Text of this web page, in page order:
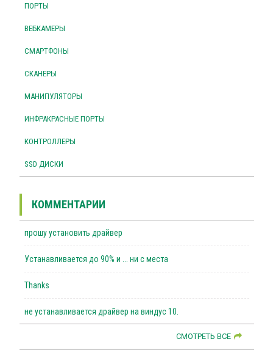
ПОРТЫ
ВЕБКАМЕРЫ
СМАРТФОНЫ
СКАНЕРЫ
МАНИПУЛЯТОРЫ
ИНФРАКРАСНЫЕ ПОРТЫ
КОНТРОЛЛЕРЫ
SSD ДИСКИ
КОММЕНТАРИИ
прошу установить драйвер
Устанавливается до 90% и ... ни с места
Thanks
не устанавливается драйвер на виндус 10.
СМОТРЕТЬ ВСЕ